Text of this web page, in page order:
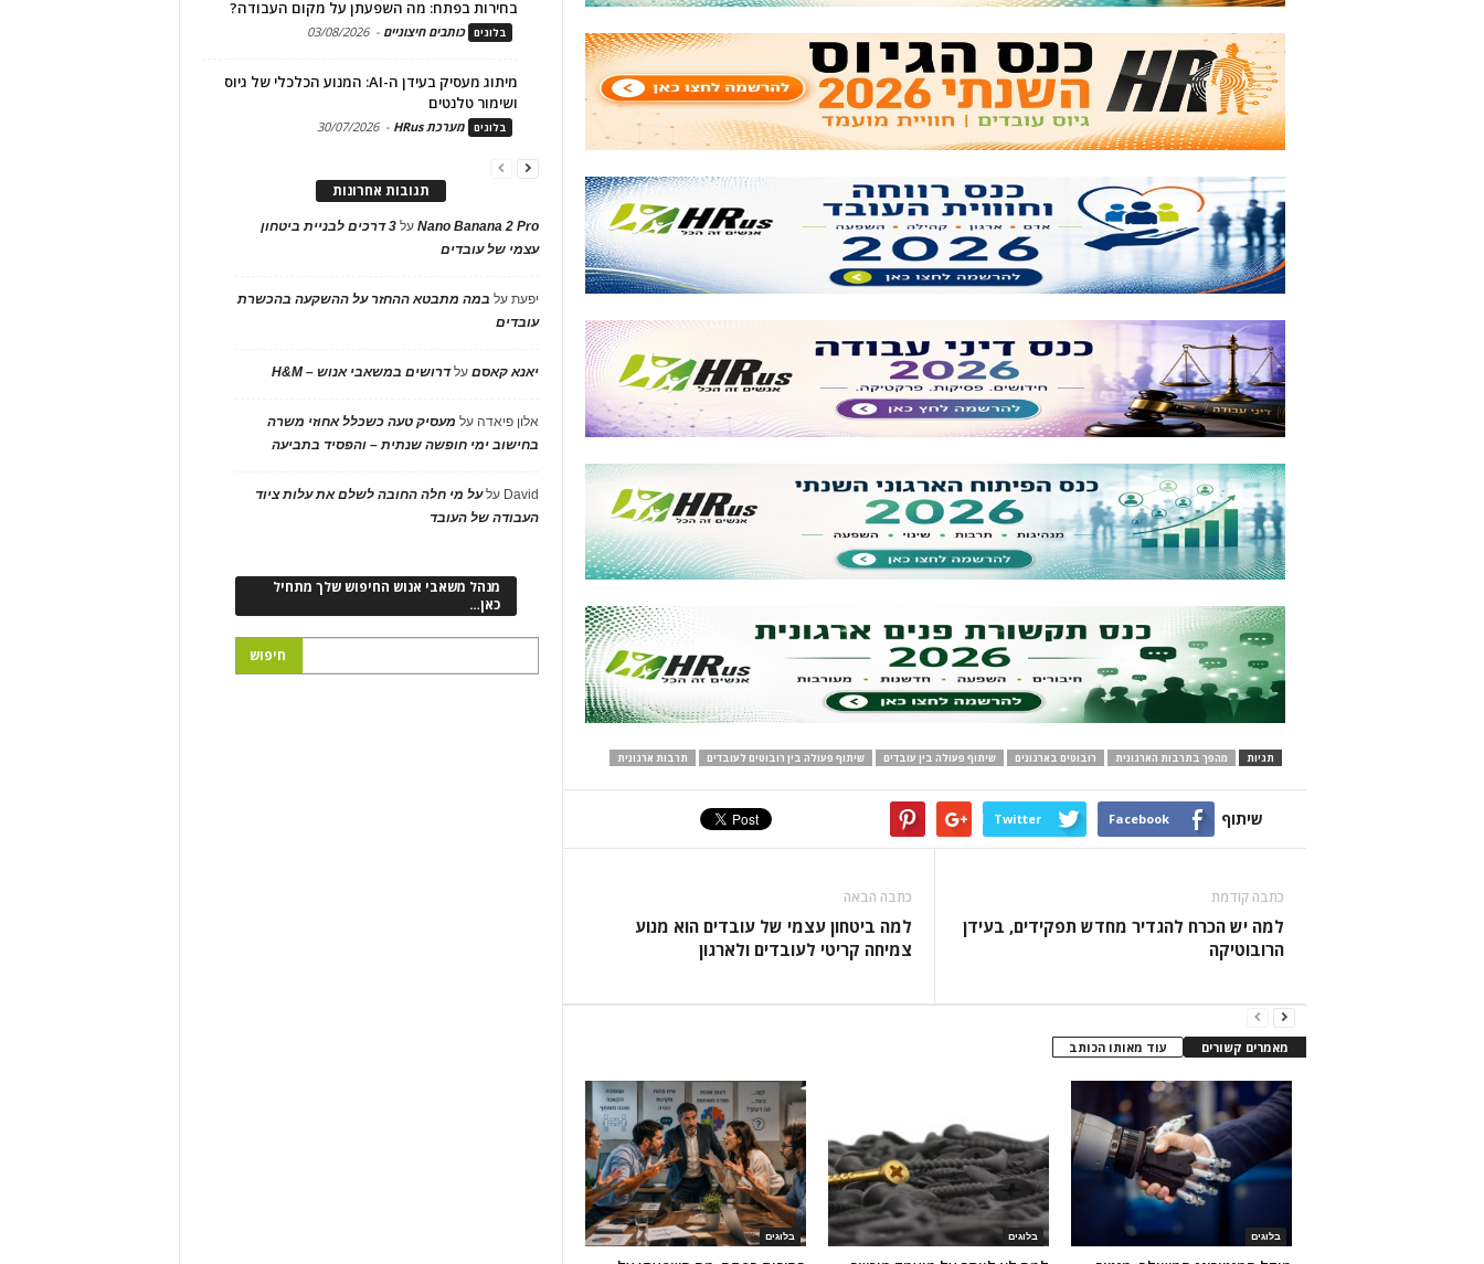
תגיות מהפך בתרבות הארגונית רובוטים בארגונים שיתוף פעולה בין עובדים שיתוף פעולה בין רובוטים לעובדים תרבות ארגונית
שיתוף Facebook
Twitter
כתבה קודמת
למה יש הכרח להגדיר מחדש תפקידים, בעידן
הרובוטיקה
כתבה הבאה
למה ביטחון עצמי של עובדים הוא מנוע
צמיחה קריטי לעובדים ולארגון
מאמרים קשורים עוד מאותו הכותב
בלוגים בלוגים בלוגים
בחירות בפתח: מה השפעתן על מקום העבודה?
בלוגים כותבים חיצוניים -
03/08/2026
מיתוג מעסיק בעידן ה-AI: המנוע הכלכלי של גיוס
ושימור טלנטים
בלוגים מערכת HRus -
30/07/2026
תגובות אחרונות
Nano Banana 2 Proעל
3 דרכים לבניית ביטחון
עצמי של עובדים
יפעתעל במה מתבטא ההחזר על ההשקעה בהכשרת
עובדים
יאנא קאסםעלדרושים במשאבי אנוש – H&M
אלון פיאדה על מעסיק טעה כשכלל אחוזי משרה
בחישוב ימי חופשה שנתית – והפסיד בתביעה
David עלעל מי חלה החובה לשלם את עלות ציוד
העבודה של העובד
מנהל משאבי אנוש החיפוש שלך מתחיל
כאן…